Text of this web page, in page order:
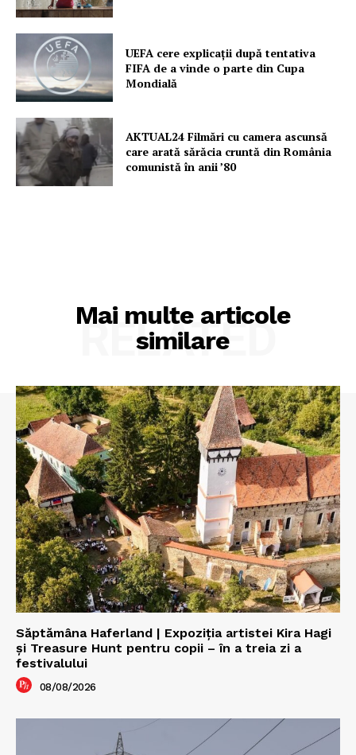
UEFA cere explicații după tentativa
FIFA de a vinde o parte din Cupa
Mondială
AKTUAL24 Filmări cu camera ascunsă
care arată sărăcia cruntă din România
comunistă în anii ’80
Mai multe articole
similare
RELATED
Săptămâna Haferland | Expoziţia artistei Kira Hagi
şi Treasure Hunt pentru copii – în a treia zi a
festivalului
08/08/2026